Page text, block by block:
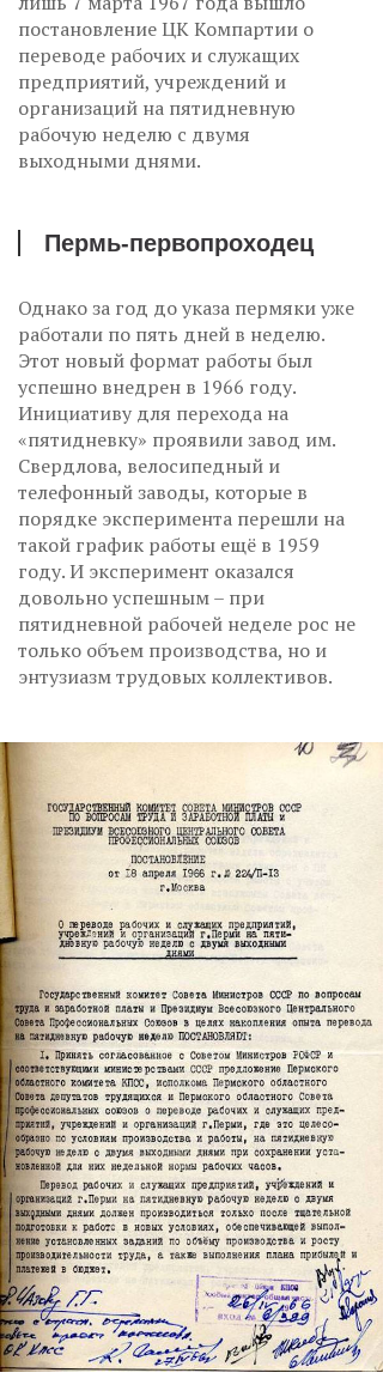
постановление ЦК Компартии о
переводе рабочих и служащих
предприятий, учреждений и
организаций на пятидневную
рабочую неделю с двумя
выходными днями.
Пермь-первопроходец
Однако за год до указа пермяки уже
работали по пять дней в неделю.
Этот новый формат работы был
успешно внедрен в 1966 году.
Инициативу для перехода на
«пятидневку» проявили завод им.
Свердлова, велосипедный и
телефонный заводы, которые в
порядке эксперимента перешли на
такой график работы ещё в 1959
году. И эксперимент оказался
довольно успешным – при
пятидневной рабочей неделе рос не
только объем производства, но и
энтузиазм трудовых коллективов.